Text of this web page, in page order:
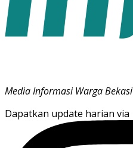
Media Informasi Warga Bekasi
Dapatkan update harian via